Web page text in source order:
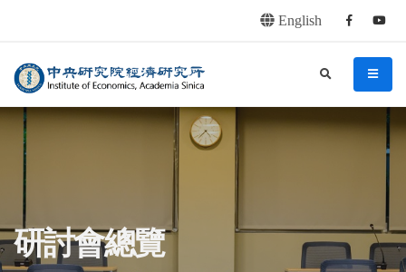
English Facebook
中央研究院經濟研究所 menu
search
:::
研討會總覽